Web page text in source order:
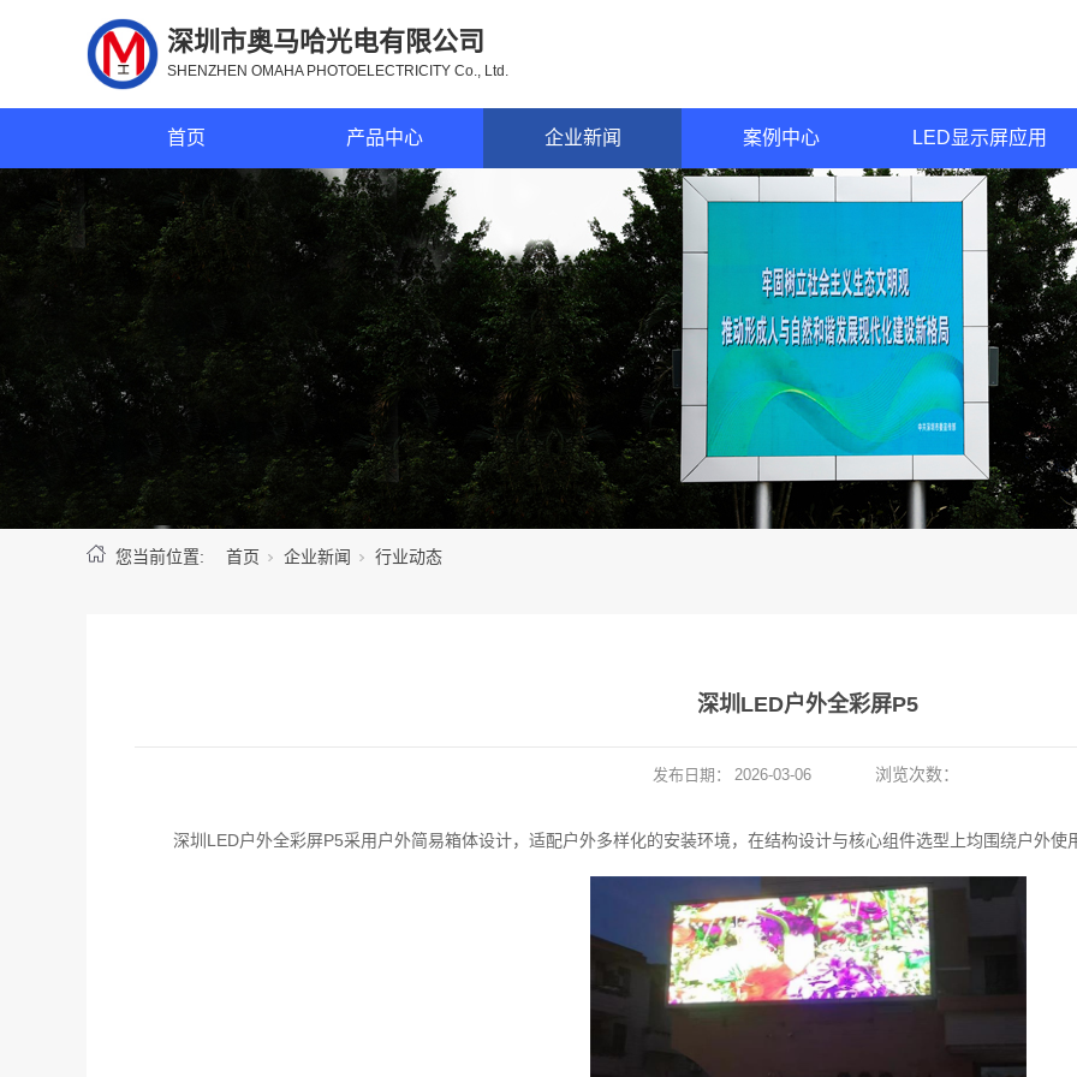
深圳市奥马哈光电有限公司
SHENZHEN OMAHA PHOTOELECTRICITY Co., Ltd.
首页 产品中心 企业新闻 案例中心 LED显示屏应用
您当前位置: 首页 企业新闻 行业动态
深圳LED户外全彩屏P5
发布日期： 2026-03-06 浏览次数：
深圳LED户外全彩屏P5采用户外简易箱体设计，适配户外多样化的安装环境，在结构设计与核心组件选型上均围绕户外使